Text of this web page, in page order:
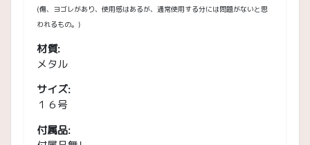
(傷、ヨゴレがあり、使用感はあるが、通常使用する分には問題がないと思
われるもの。)
材質:
メタル
サイズ:
１６号
付属品: